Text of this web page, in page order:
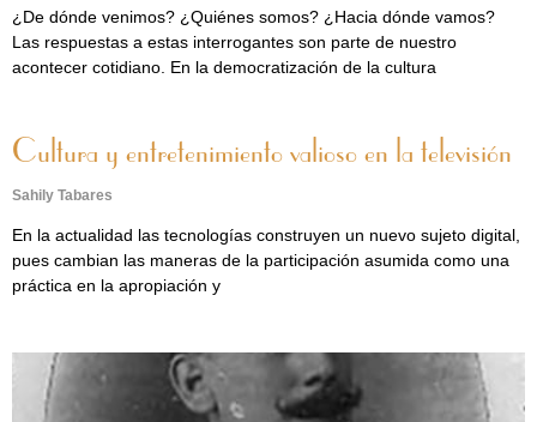
¿De dónde venimos? ¿Quiénes somos? ¿Hacia dónde vamos?
Las respuestas a estas interrogantes son parte de nuestro
acontecer cotidiano. En la democratización de la cultura
Cultura y entretenimiento valioso en la televisión
Sahily Tabares
En la actualidad las tecnologías construyen un nuevo sujeto digital,
pues cambian las maneras de la participación asumida como una
práctica en la apropiación y